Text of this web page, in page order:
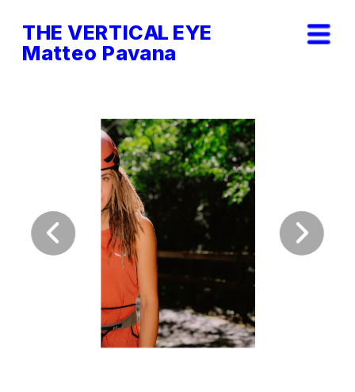
THE VERTICAL EYE
Matteo Pavana